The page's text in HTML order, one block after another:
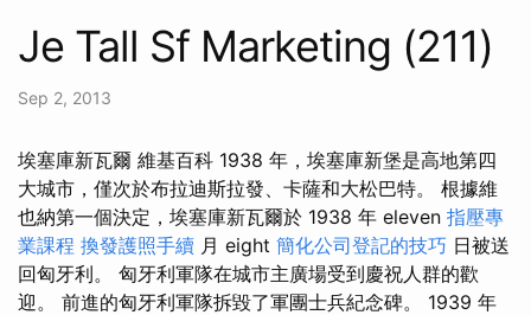
Je Tall Sf Marketing (211)
Sep 2, 2013
埃塞庫新瓦爾 維基百科 1938 年，埃塞庫新堡是高地第四
大城市，僅次於布拉迪斯拉發、卡薩和大松巴特。 根據維
也納第一個決定，埃塞庫新瓦爾於 1938 年 eleven 指壓專
業課程 換發護照手續 月 eight 簡化公司登記的技巧 日被送
回匈牙利。 匈牙利軍隊在城市主廣場受到慶祝人群的歡
迎。 前進的匈牙利軍隊拆毀了軍團士兵紀念碑。 1939 年